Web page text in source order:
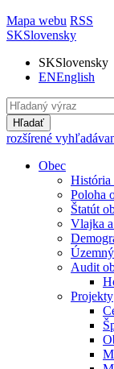
Mapa webu RSS
SKSlovensky
SKSlovensky
ENEnglish
Hľadať
rozšírené
Obec
História
Poloha
Štatút
Vlajka
Audit
Projekty